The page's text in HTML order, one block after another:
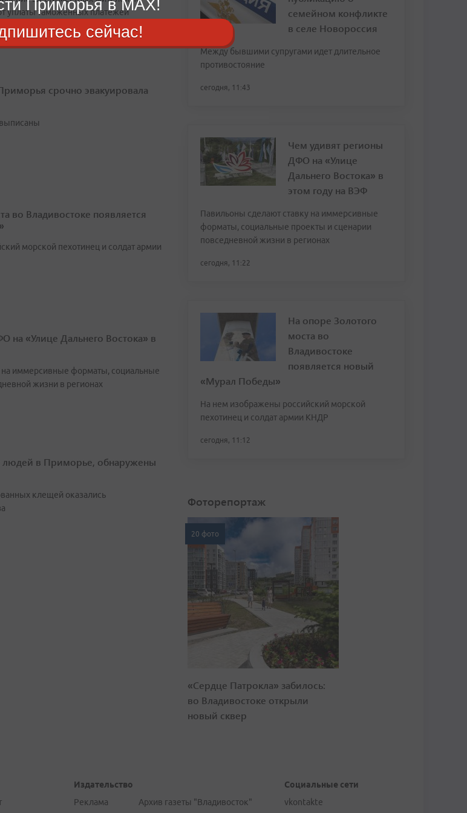
уплаты таможенных платежей
срочно эвакуировала
во Владивостоке появляется
морской пехотинец и солдат армии
на «Улице Дальнего Востока» в
на иммерсивные форматы, социальные
жизни в регионах
людей в Приморье, обнаружены
клещей оказались
семейном конфликте
в селе Новороссия
Между бывшими супругами идет длительное
противостояние
сегодня, 11:43
Чем удивят регионы
ДФО на «Улице
Дальнего Востока» в
этом году на ВЭФ
Павильоны сделают ставку на иммерсивные
форматы, социальные проекты и сценарии
повседневной жизни в регионах
сегодня, 11:22
На опоре Золотого
моста во
Владивостоке
появляется новый
«Мурал Победы»
На нем изображены российский морской
пехотинец и солдат армии КНДР
сегодня, 11:12
Фоторепортаж
20 фото
«Сердце Патрокла» забилось:
во Владивостоке открыли
новый сквер
Издательство
Реклама
Архив газеты "Владивосток"
Социальные сети
vkontakte
Приморья в MAX!
сейчас!